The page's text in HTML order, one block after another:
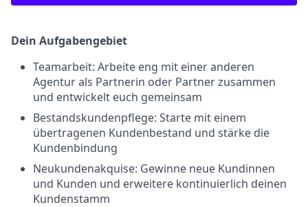
Dein Aufgabengebiet
Teamarbeit: Arbeite eng mit einer anderen
Agentur als Partnerin oder Partner zusammen
und entwickelt euch gemeinsam
Bestandskundenpflege: Starte mit einem
übertragenen Kundenbestand und stärke die
Kundenbindung
Neukundenakquise: Gewinne neue Kundinnen
und Kunden und erweitere kontinuierlich deinen
Kundenstamm